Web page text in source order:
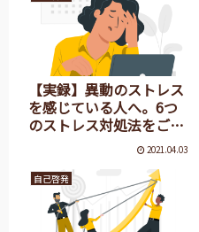
【実録】異動のストレス
を感じている人へ。6つ
のストレス対処法をご紹
2021.04.03
自己啓発